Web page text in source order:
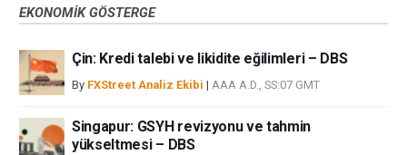
EKONOMIK GÖSTERGE
Çin: Kredi talebi ve likidite eğilimleri – DBS
By FXStreet Analiz Ekibi | AAA A.D., SS:07 GMT
Singapur: GSYH revizyonu ve tahmin
yükseltmesi – DBS